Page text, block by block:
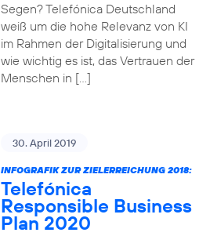
Segen? Telefónica Deutschland
weiß um die hohe Relevanz von KI
im Rahmen der Digitalisierung und
wie wichtig es ist, das Vertrauen der
Menschen in […]
30. April 2019
INFOGRAFIK ZUR ZIELERREICHUNG 2018:
Telefónica
Responsible Business
Plan 2020